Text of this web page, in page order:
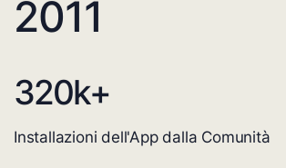
2011
320k+
Installazioni dell'App dalla Comunità